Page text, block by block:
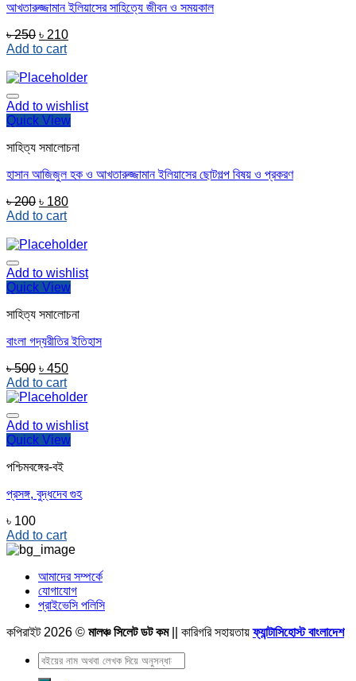
আখতারুজ্জামান ইলিয়াসের সাহিত্যে জীবন ও সময়কাল
৳250 Original
price
৳ 250.
৳ 210Current
৳ 210.
Add to cart
Add to wishlist
Quick View
সাহিত্য সমালোচনা
হাসান আজিজুল হক ও আখতারুজ্জামান ইলিয়াসের ছোটগল্প বিষয় ও প্রকরণ
৳200 Original
price
৳ 200.
৳ 180Current
৳ 180.
Add to cart
Add to wishlist
Quick View
সাহিত্য সমালোচনা
বাংলা গদ্যরীতির ইতিহাস
৳500 Original
price
was:
৳ 450Current
is:
Add to cart
Add to wishlist
Quick View
পশ্চিমবঙ্গের-বই
প্রসঙ্গ, বুদ্ধদেব গুহ
৳ 100
Add to cart
আমাদের সম্পর্কে
যোগাযোগ
প্রাইভেসি পলিসি
কপিরাইট 2026 © মালঞ্চ সিলেট ডট কম|| কারিগরি সহায়তায়ফ্যান্টাসিহোস্ট বাংলাদেশ
Search
for: